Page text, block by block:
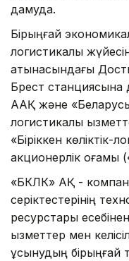
дамуда.
Бірыңғай
логистикалық
қатынасындағы
Брест
ААҚ және
логистикалық
«Біріккен көліктік-
акционерлік
«БКЛК» АҚ -
серіктестерінің
ресурстары
қызметтер мен
ұсынудың бірыңғай